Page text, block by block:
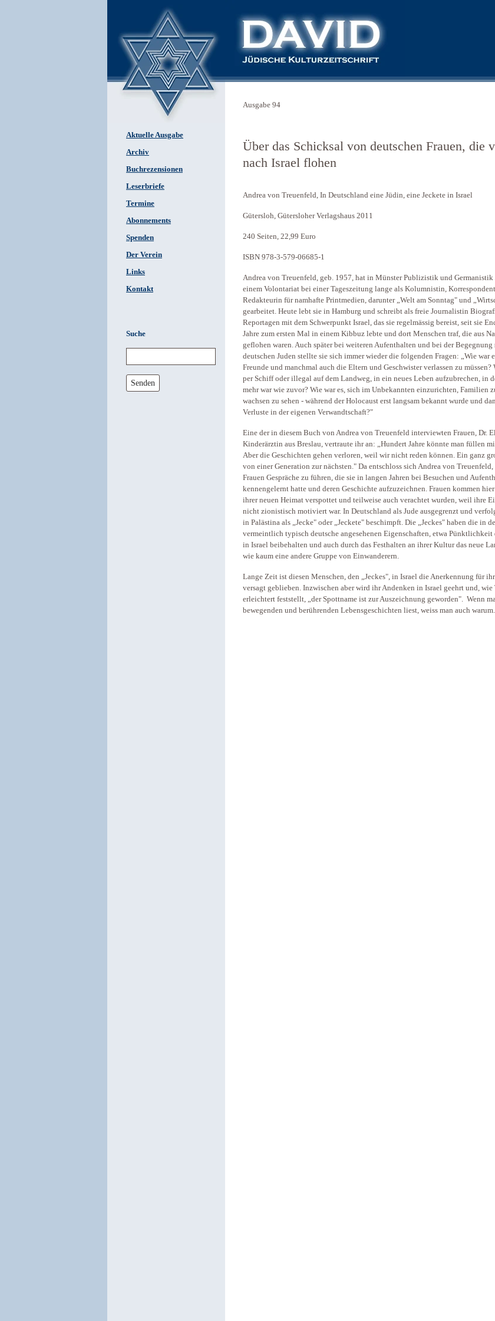
Aktuelle Ausgabe
Archiv
Buchrezensionen
Leserbriefe
Termine
Abonnements
Spenden
Der Verein
Links
Kontakt
Suche
Senden
Ausgabe 94
Über das Schicksal von deutschen Frauen, die
nach Israel flohen
Andrea von Treuenfeld, In Deutschland eine Jüdin, eine Jeckete in Israel
Gütersloh, Gütersloher Verlagshaus 2011
240 Seiten, 22,99 Euro
ISBN 978-3-579-06685-1
Andrea von Treuenfeld, geb. 1957, hat in Münster Publizistik und Germanistik
einem Volontariat bei einer Tageszeitung lange als Kolumnistin,
Redakteurin für namhafte Printmedien, darunter „Welt am Sonntag" und
gearbeitet. Heute lebt sie in Hamburg und schreibt als freie Journalistin
Reportagen mit dem Schwerpunkt Israel, das sie regelmässig bereist, seit sie
Jahre zum ersten Mal in einem Kibbuz lebte und dort Menschen traf, die aus
geflohen waren. Auch später bei weiteren Aufenthalten und bei der Begegnung
deutschen Juden stellte sie sich immer wieder die folgenden Fragen: „Wie war
Freunde und manchmal auch die Eltern und Geschwister verlassen zu müssen?
per Schiff oder illegal auf dem Landweg, in ein neues Leben aufzubrechen, in
mehr war wie zuvor? Wie war es, sich im Unbekannten einzurichten, Familien
wachsen zu sehen - während der Holocaust erst langsam bekannt wurde und
Verluste in der eigenen Verwandtschaft?"
Eine der in diesem Buch von Andrea von Treuenfeld interviewten Frauen, Dr.
Kinderärztin aus Breslau, vertraute ihr an: „Hundert Jahre könnte man füllen
Aber die Geschichten gehen verloren, weil wir nicht reden können. Ein ganz
von einer Generation zur nächsten." Da entschloss sich Andrea von
Frauen Gespräche zu führen, die sie in langen Jahren bei Besuchen und
kennengelernt hatte und deren Geschichte aufzuzeichnen. Frauen kommen
ihrer neuen Heimat verspottet und teilweise auch verachtet wurden, weil ihre
nicht zionistisch motiviert war. In Deutschland als Jude ausgegrenzt und
in Palästina als „Jecke" oder „Jeckete" beschimpft. Die „Jeckes" haben die in
vermeintlich typisch deutsche angesehenen Eigenschaften, etwa
in Israel beibehalten und auch durch das Festhalten an ihrer Kultur das neue
wie kaum eine andere Gruppe von Einwanderern.
Lange Zeit ist diesen Menschen, den „Jeckes", in Israel die Anerkennung für
versagt geblieben. Inzwischen aber wird ihr Andenken in Israel geehrt und, wie
erleichtert feststellt, „der Spottname ist zur Auszeichnung geworden". Wenn
bewegenden und berührenden Lebensgeschichten liest, weiss man auch warum.